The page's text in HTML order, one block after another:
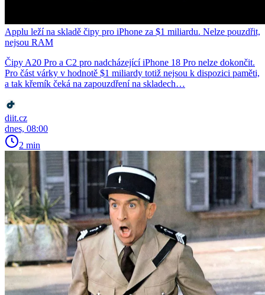
Applu leží na skladě čipy pro iPhone za $1 miliardu. Nelze pouzdřit,
nejsou RAM
Čipy A20 Pro a C2 pro nadcházející iPhone 18 Pro nelze dokončit.
Pro část várky v hodnotě $1 miliardy totiž nejsou k dispozici paměti,
a tak křemík čeká na zapouzdření na skladech…
diit.cz
dnes, 08:00
2 min